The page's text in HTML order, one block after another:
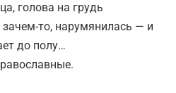
голова на грудь
то, нарумянилась — и
до полу…